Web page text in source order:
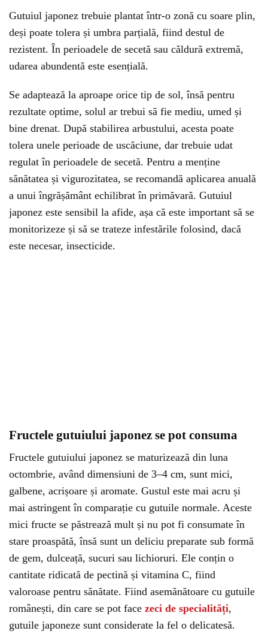
Gutuiul japonez trebuie plantat într-o zonă cu soare plin,
deși poate tolera și umbra parțială, fiind destul de
rezistent. În perioadele de secetă sau căldură extremă,
udarea abundentă este esențială.
Se adaptează la aproape orice tip de sol, însă pentru
rezultate optime, solul ar trebui să fie mediu, umed și
bine drenat. După stabilirea arbustului, acesta poate
tolera unele perioade de uscăciune, dar trebuie udat
regulat în perioadele de secetă. Pentru a menține
sănătatea și vigurozitatea, se recomandă aplicarea anuală
a unui îngrășământ echilibrat în primăvară. Gutuiul
japonez este sensibil la afide, așa că este important să se
monitorizeze și să se trateze infestările folosind, dacă
este necesar, insecticide.
Fructele gutuiului japonez se pot consuma
Fructele gutuiului japonez se maturizează din luna
octombrie, având dimensiuni de 3–4 cm, sunt mici,
galbene, acrișoare și aromate. Gustul este mai acru și
mai astringent în comparație cu gutuile normale. Aceste
mici fructe se păstrează mult și nu pot fi consumate în
stare proaspătă, însă sunt un deliciu preparate sub formă
de gem, dulceață, sucuri sau lichioruri. Ele conțin o
cantitate ridicată de pectină și vitamina C, fiind
valoroase pentru sănătate. Fiind asemănătoare cu gutuile
românești, din care se pot face zeci de specialități,
gutuile japoneze sunt considerate la fel o delicatesă.